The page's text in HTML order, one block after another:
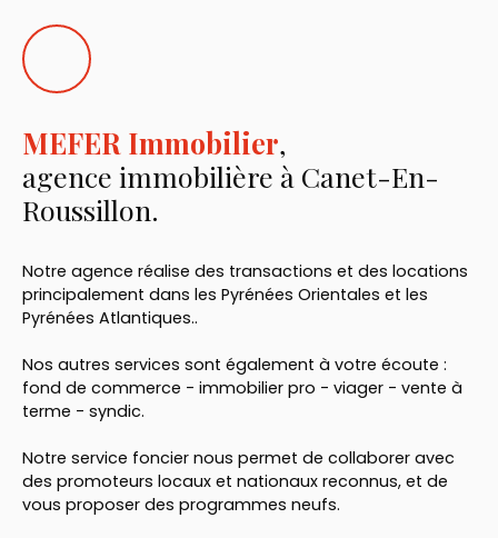
MEFER Immobilier,
agence immobilière à Canet-En-
Roussillon.
Notre agence réalise des transactions et des locations
principalement dans les Pyrénées Orientales et les
Pyrénées Atlantiques..
Nos autres services sont également à votre écoute :
fond de commerce - immobilier pro - viager - vente à
terme - syndic.
Notre service foncier nous permet de collaborer avec
des promoteurs locaux et nationaux reconnus, et de
vous proposer des programmes neufs.